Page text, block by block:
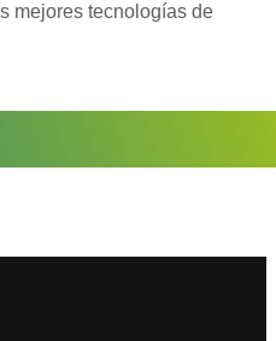
mejores tecnologías de